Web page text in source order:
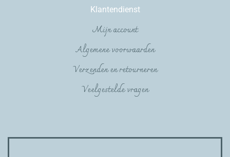
Klantendienst
Mijn account
Algemene voorwaarden
Verzenden en retourneren
Veelgestelde vragen